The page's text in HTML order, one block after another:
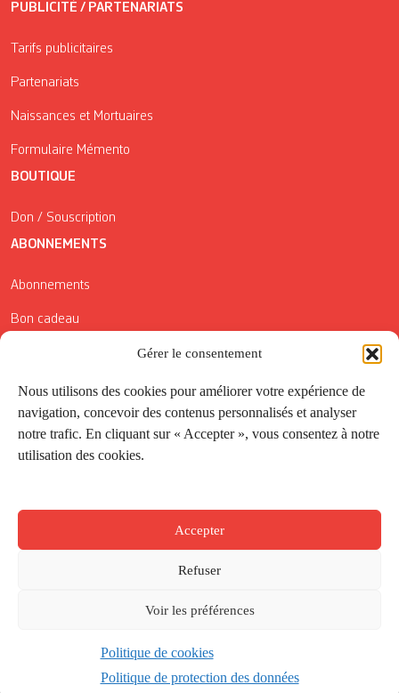
Gérer le consentement
Nous utilisons des cookies pour améliorer votre expérience de
navigation, concevoir des contenus personnalisés et analyser
notre trafic. En cliquant sur « Accepter », vous consentez à notre
utilisation des cookies.
Accepter
Refuser
Voir les préférences
Politique de cookies
Politique de protection des données
PUBLICITÉ / PARTENARIATS
Tarifs publicitaires
Partenariats
Naissances et Mortuaires
Formulaire Mémento
BOUTIQUE
Don / Souscription
ABONNEMENTS
Abonnements
Bon cadeau
Conditions générales de vente
Réductions de la Carte Côté Courrier
Application